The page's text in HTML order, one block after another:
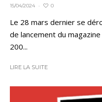
15/04/2024 · 0
Le 28 mars dernier se
de lancement du
200...
LIRE LA SUITE